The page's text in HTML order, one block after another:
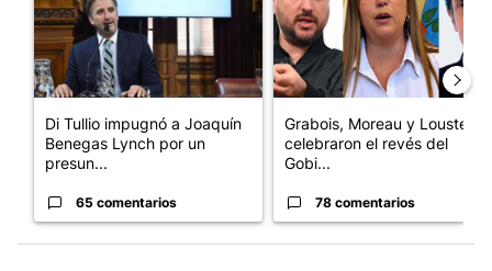
Di Tullio impugnó a Joaquín
Benegas Lynch por un
presun...
65 comentarios
Grabois, Moreau y Lousteau
celebraron el revés del
Gobi...
78 comentarios